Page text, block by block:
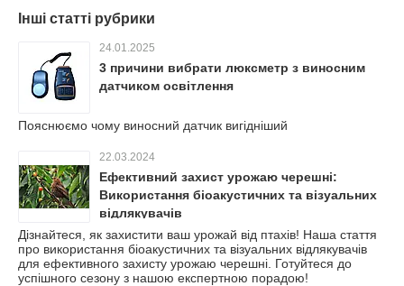
Інші статті рубрики
24.01.2025
3 причини вибрати люксметр з виносним
датчиком освітлення
Пояснюємо чому виносний датчик вигідніший
22.03.2024
Ефективний захист урожаю черешні:
Використання біоакустичних та візуальних
відлякувачів
Дізнайтеся, як захистити ваш урожай від птахів! Наша стаття
про використання біоакустичних та візуальних відлякувачів
для ефективного захисту урожаю черешні. Готуйтеся до
успішного сезону з нашою експертною порадою!